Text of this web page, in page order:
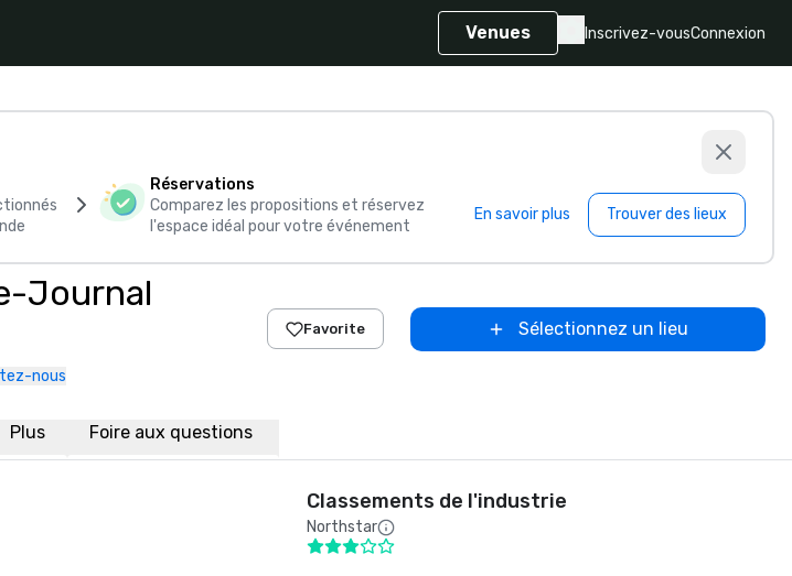
Venues Inscrivez-vousConnexion
Réservations
Comparez les propositions et réservez
l'espace idéal pour votre événement
En savoir plus Trouver des lieux
Journal
nous
Favorite Sélectionnez un lieu
Plus Foire aux questions
Classements de l'industrie
Northstar